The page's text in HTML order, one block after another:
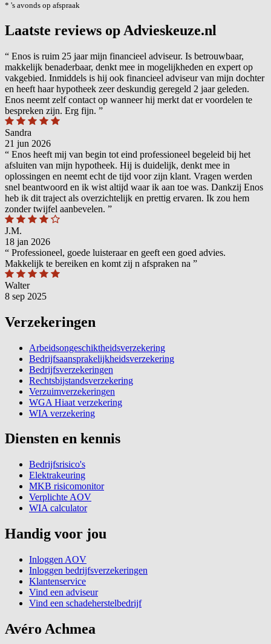
* 's avonds op afspraak
Laatste reviews op Advieskeuze.nl
“ Enos is ruim 25 jaar mijn financieel adviseur. Is betrouwbaar,
makkelijk benaderbaar, denkt mee in mogelijkheden en expert op
vakgebied. Inmiddels is hij ook financieel adviseur van mijn dochter
en heeft haar hypotheek zeer deskundig geregeld 2 jaar geleden.
Enos neemt zelf contact op wanneer hij merkt dat er voordelen te
bespreken zijn. Erg fijn. ”
Sandra
21 jun 2026
“ Enos heeft mij van begin tot eind professioneel begeleid bij het
afsluiten van mijn hypotheek. Hij is duidelijk, denkt mee in
oplossingen en neemt echt de tijd voor zijn klant. Vragen werden
snel beantwoord en ik wist altijd waar ik aan toe was. Dankzij Enos
heb ik dit traject als overzichtelijk en prettig ervaren. Ik zou hem
zonder twijfel aanbevelen. ”
J.M.
18 jan 2026
“ Professioneel, goede luisteraar en geeft een goed advies.
Makkelijk te bereiken en komt zij n afspraken na ”
Walter
8 sep 2025
Verzekeringen
Arbeidsongeschiktheidsverzekering
Bedrijfsaansprakelijkheidsverzekering
Bedrijfsverzekeringen
Rechtsbijstandsverzekering
Verzuimverzekeringen
WGA Hiaat verzekering
WIA verzekering
Diensten en kennis
Bedrijfsrisico's
Elektrakeuring
MKB risicomonitor
Verplichte AOV
WIA calculator
Handig voor jou
Inloggen AOV
Inloggen bedrijfsverzekeringen
Klantenservice
Vind een adviseur
Vind een schadeherstelbedrijf
Avéro Achmea